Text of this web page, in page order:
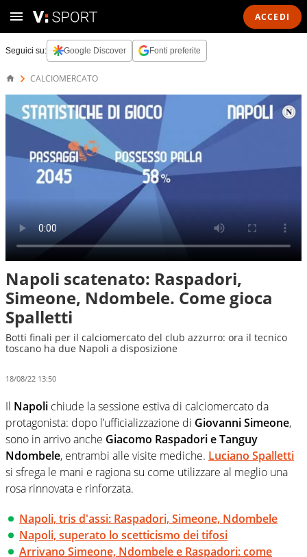
ACCEDI
Seguici su: Google Discover Fonti preferite
CALCIOMERCATO
Napoli scatenato: Raspadori,
Simeone, Ndombele. Come gioca
Spalletti
Botti finali per il calciomercato del club azzurro: ora il tecnico
toscano ha due Napoli a disposizione
18/08/22 13:50
Il Napoli chiude la sessione estiva di calciomercato da
protagonista: dopo l’ufficializzazione di Giovanni Simeone,
sono in arrivo anche Giacomo Raspadori e Tanguy
Ndombele, entrambi alle visite mediche. Luciano Spalletti
si sfrega le mani e ragiona su come utilizzare al meglio una
rosa rinnovata e rinforzata.
Napoli, tris d'assi: Raspadori, Simeone, Ndombele
Napoli, superato lo scetticismo dei tifosi
Arrivano Simeone, Ndombele e Raspadori: come